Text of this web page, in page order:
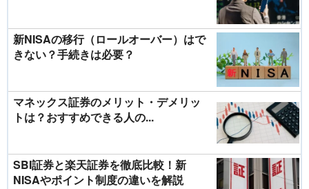
新NISAの移行（ロールオーバー）はで
きない？手続きは必要？
マネックス証券のメリット・デメリッ
トは？おすすめできる人の...
SBI証券と楽天証券を徹底比較！新
NISAやポイント制度の違いを解説